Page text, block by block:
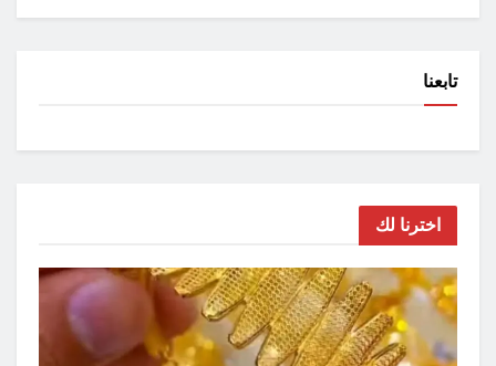
تابعنا
اخترنا لك